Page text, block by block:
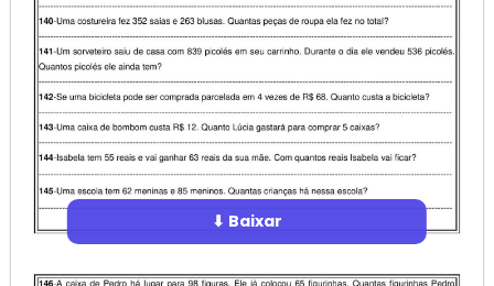
⬇ Baixar